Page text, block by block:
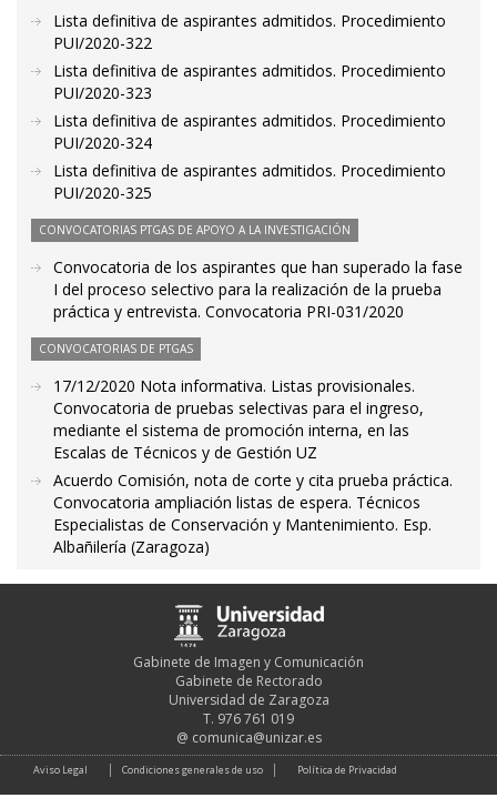
Lista definitiva de aspirantes admitidos. Procedimiento
PUI/2020-322
Lista definitiva de aspirantes admitidos. Procedimiento
PUI/2020-323
Lista definitiva de aspirantes admitidos. Procedimiento
PUI/2020-324
Lista definitiva de aspirantes admitidos. Procedimiento
PUI/2020-325
CONVOCATORIAS PTGAS DE APOYO A LA INVESTIGACIÓN
Convocatoria de los aspirantes que han superado la fase
I del proceso selectivo para la realización de la prueba
práctica y entrevista. Convocatoria PRI-031/2020
CONVOCATORIAS DE PTGAS
17/12/2020 Nota informativa. Listas provisionales.
Convocatoria de pruebas selectivas para el ingreso,
mediante el sistema de promoción interna, en las
Escalas de Técnicos y de Gestión UZ
Acuerdo Comisión, nota de corte y cita prueba práctica.
Convocatoria ampliación listas de espera. Técnicos
Especialistas de Conservación y Mantenimiento. Esp.
Albañilería (Zaragoza)
Gabinete de Imagen y Comunicación
Gabinete de Rectorado
Universidad de Zaragoza
T. 976 761 019
@ comunica@unizar.es
Aviso Legal Condiciones generales de uso Política de Privacidad